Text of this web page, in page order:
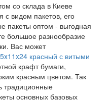
со склада в Киеве
с видом пакетов, его
пакеты оптом - выгодная
большое разнообразие
Вас может
красный с витыми
крафт бумаги,
красным цветом. Так
традиционные
основных базовых